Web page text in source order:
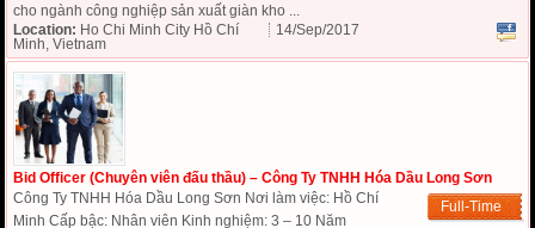
cho ngành công nghiệp sản xuất giàn kho ...
Location: Ho Chi Minh City Hồ Chí
Minh, Vietnam
14/Sep/2017
Bid Officer (Chuyên viên đấu thầu) – Công Ty TNHH Hóa Dầu Long Sơn
Full-Time
Công Ty TNHH Hóa Dầu Long Sơn Nơi làm việc: Hồ Chí
Minh Cấp bậc: Nhân viên Kinh nghiệm: 3 – 10 Năm